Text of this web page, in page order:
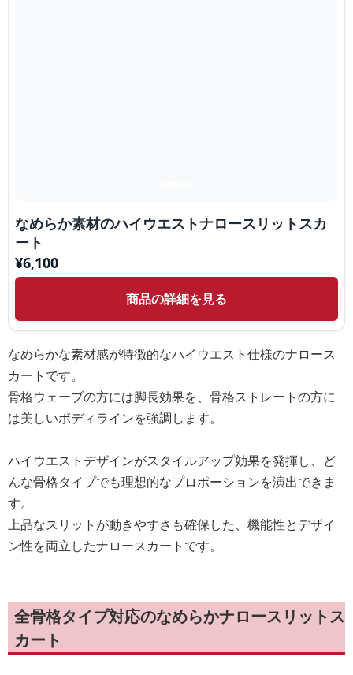
なめらか素材のハイウエストナロースリットスカ
ート
¥6,100
商品の詳細を見る
なめらかな素材感が特徴的なハイウエスト仕様のナロース
カートです。
骨格ウェーブの方には脚長効果を、骨格ストレートの方に
は美しいボディラインを強調します。
ハイウエストデザインがスタイルアップ効果を発揮し、ど
んな骨格タイプでも理想的なプロポーションを演出できま
す。
上品なスリットが動きやすさも確保した、機能性とデザイ
ン性を両立したナロースカートです。
全骨格タイプ対応のなめらかナロースリットス
カート